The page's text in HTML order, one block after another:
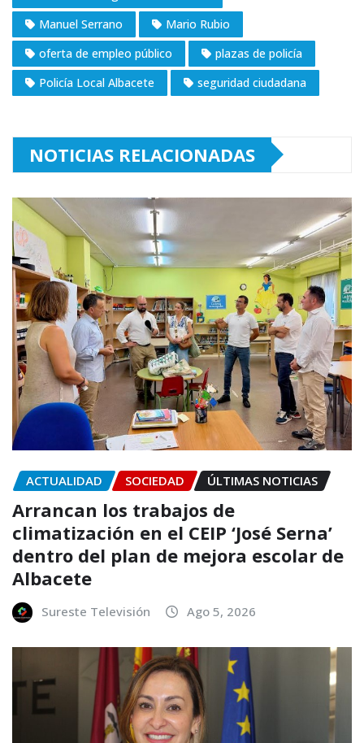
Manuel Serrano
Mario Rubio
oferta de empleo público
plazas de policía
Policía Local Albacete
seguridad ciudadana
NOTICIAS RELACIONADAS
ACTUALIDAD SOCIEDAD ÚLTIMAS NOTICIAS
Arrancan los trabajos de
climatización en el CEIP ‘José Serna’
dentro del plan de mejora escolar de
Albacete
Sureste Televisión Ago 5, 2026